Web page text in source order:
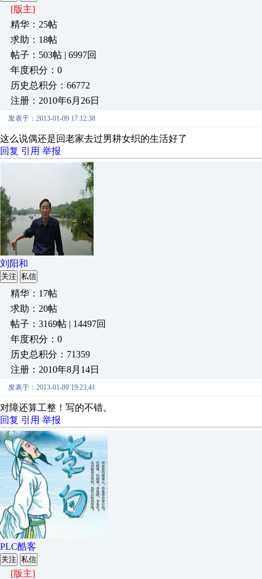
[版主]
精华：25帖
求助：18帖
帖子：503帖 | 6997回
年度积分：0
历史总积分：66772
注册：2010年6月26日
发表于：2013-01-09 17:12:38
这么说偶还是回老家去过男耕女织的生活好了
回复 引用 举报
刘阳和
关注 私信
精华：17帖
求助：20帖
帖子：3169帖 | 14497回
年度积分：0
历史总积分：71359
注册：2010年8月14日
发表于：2013-01-09 19:23:41
对障还算工整！写的不错。
回复 引用 举报
PLC酷客
关注 私信
[版主]